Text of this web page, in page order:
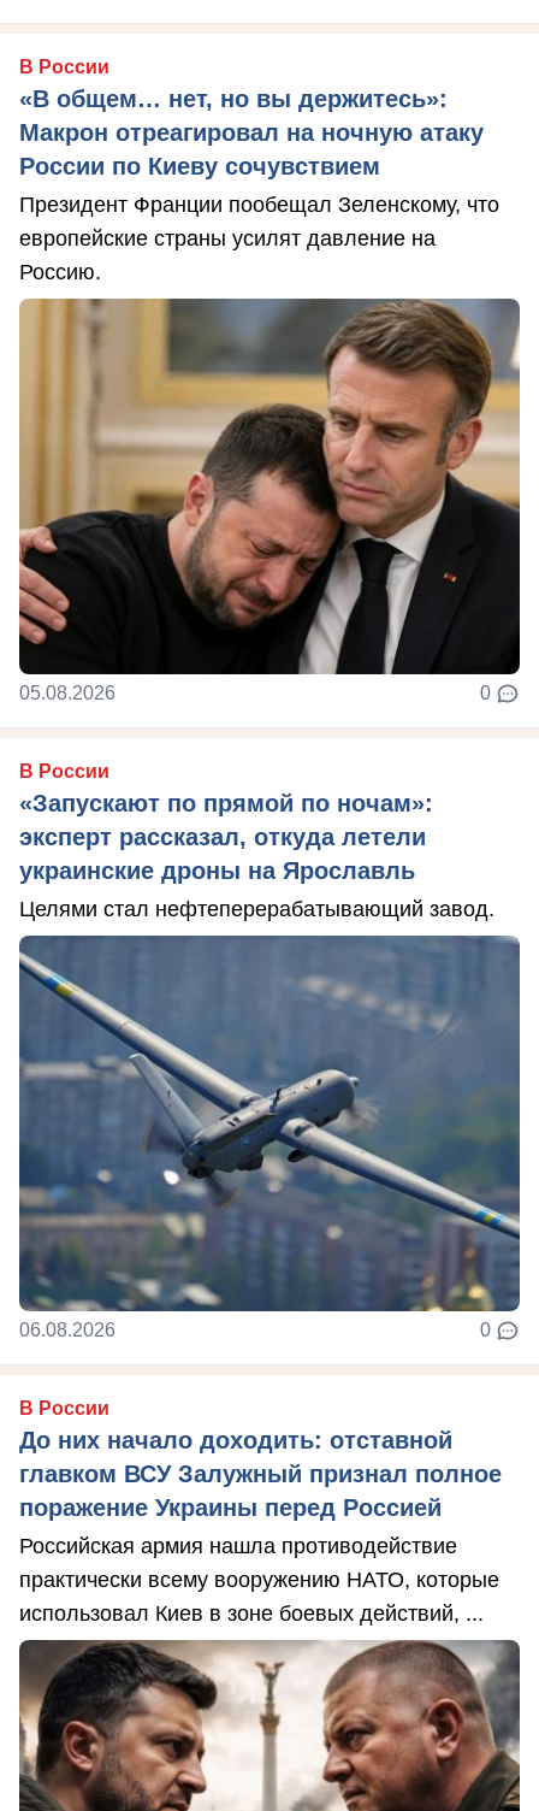
В России
«В общем… нет, но вы держитесь»:
Макрон отреагировал на ночную атаку
России по Киеву сочувствием
Президент Франции пообещал Зеленскому, что
европейские страны усилят давление на
Россию.
05.08.2026 0
В России
«Запускают по прямой по ночам»:
эксперт рассказал, откуда летели
украинские дроны на Ярославль
Целями стал нефтеперерабатывающий завод.
06.08.2026 0
В России
До них начало доходить: отставной
главком ВСУ Залужный признал полное
поражение Украины перед Россией
Российская армия нашла противодействие
практически всему вооружению НАТО, которые
использовал Киев в зоне боевых действий, ...